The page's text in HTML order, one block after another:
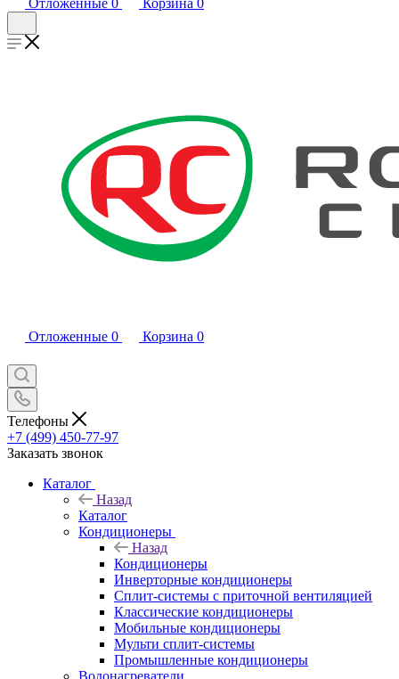
Отложенные 0 Корзина 0
Отложенные 0 Корзина 0
Телефоны
+7 (499) 450-77-97
Заказать звонок
Каталог
Назад
Каталог
Кондиционеры
Назад
Кондиционеры
Инверторные кондиционеры
Сплит-системы с приточной вентиляцией
Классические кондиционеры
Мобильные кондиционеры
Мульти сплит-системы
Промышленные кондиционеры
Водонагреватели